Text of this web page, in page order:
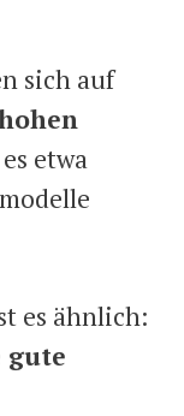
sich auf
etwa
es ähnlich:
gute